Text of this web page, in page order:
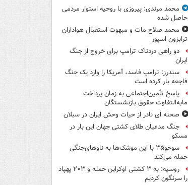
محمد مرندی: پیروزی با روحیه استوار مردمی
حاصل شده
محمد صلاح مات و مبهوت استقبال هواداران
ترابزون اسپور
دو راهی دردناک ترامپ برای خروج از جنگ
ایران
سندرز: ترامپ فاسد، آمریکا را وارد یک جنگ
فاجعه بار کرده است
پاسخ تأمین‌اجتماعی به زمان پرداخت
مابه‌التفاوت حقوق بازنشستگان
صحنه ای نادر از حیات وحش ایران در سبلان
جنگ مدعیان طلای کشتی جهان این بار در
مسکو
سوخو۳۵ با این موشک‌ها به ناوهای‌جنگی
حمله می‌کند
روسیه: به ۳ کشتی اوکراین حمله و ۲۰۳ پهپاد
را سرنگون کردیم